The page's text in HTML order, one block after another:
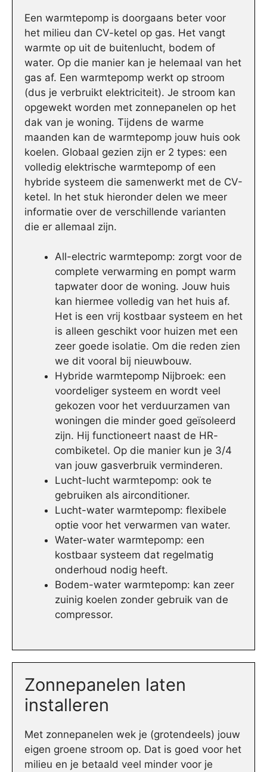
Een warmtepomp is doorgaans beter voor
het milieu dan CV-ketel op gas. Het vangt
warmte op uit de buitenlucht, bodem of
water. Op die manier kan je helemaal van het
gas af. Een warmtepomp werkt op stroom
(dus je verbruikt elektriciteit). Je stroom kan
opgewekt worden met zonnepanelen op het
dak van je woning. Tijdens de warme
maanden kan de warmtepomp jouw huis ook
koelen. Globaal gezien zijn er 2 types: een
volledig elektrische warmtepomp of een
hybride systeem die samenwerkt met de CV-
ketel. In het stuk hieronder delen we meer
informatie over de verschillende varianten
die er allemaal zijn.
All-electric warmtepomp: zorgt voor de
complete verwarming en pompt warm
tapwater door de woning. Jouw huis
kan hiermee volledig van het huis af.
Het is een vrij kostbaar systeem en het
is alleen geschikt voor huizen met een
zeer goede isolatie. Om die reden zien
we dit vooral bij nieuwbouw.
Hybride warmtepomp Nijbroek: een
voordeliger systeem en wordt veel
gekozen voor het verduurzamen van
woningen die minder goed geïsoleerd
zijn. Hij functioneert naast de HR-
combiketel. Op die manier kun je 3/4
van jouw gasverbruik verminderen.
Lucht-lucht warmtepomp: ook te
gebruiken als airconditioner.
Lucht-water warmtepomp: flexibele
optie voor het verwarmen van water.
Water-water warmtepomp: een
kostbaar systeem dat regelmatig
onderhoud nodig heeft.
Bodem-water warmtepomp: kan zeer
zuinig koelen zonder gebruik van de
compressor.
Zonnepanelen laten
installeren
Met zonnepanelen wek je (grotendeels) jouw
eigen groene stroom op. Dat is goed voor het
milieu en je betaald veel minder voor je